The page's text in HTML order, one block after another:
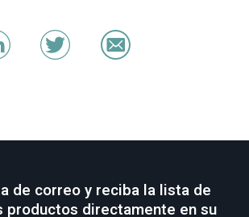
de correo y reciba la lista de
productos directamente en su